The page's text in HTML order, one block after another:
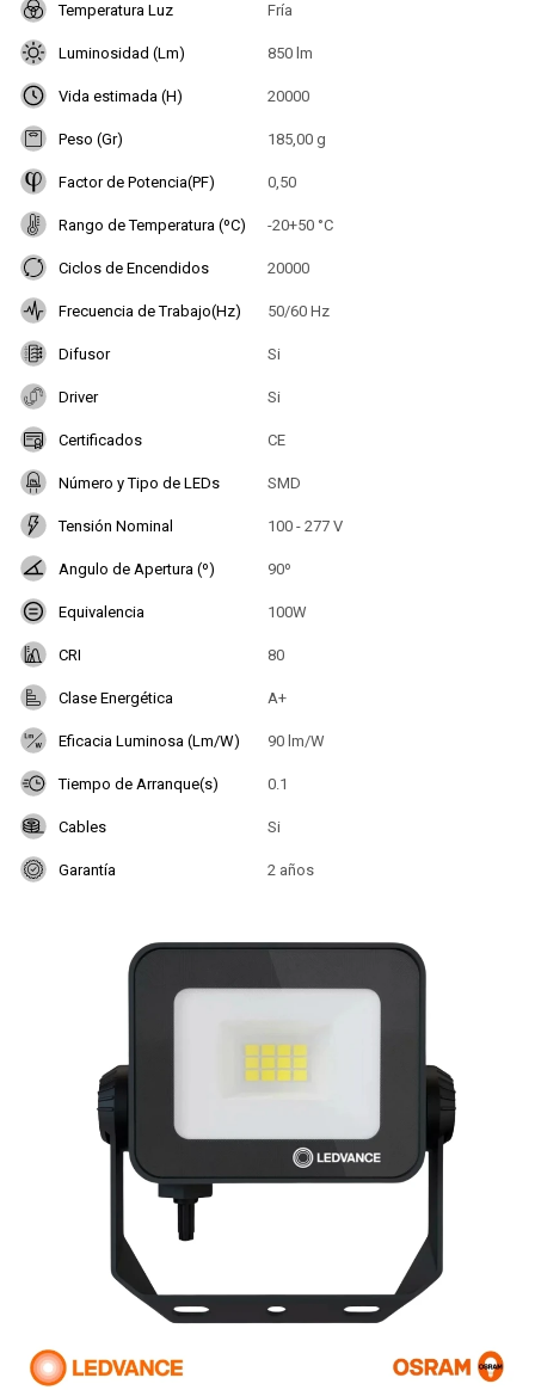
Temperatura Luz Fría
Luminosidad (Lm) 850 lm
Vida estimada (H) 20000
Peso (Gr) 185,00 g
Factor de Potencia(PF) 0,50
Rango de Temperatura (ºC) -20+50 °C
Ciclos de Encendidos 20000
Frecuencia de Trabajo(Hz) 50/60 Hz
Difusor Si
Driver Si
Certificados CE
Número y Tipo de LEDs SMD
Tensión Nominal 100 - 277 V
Angulo de Apertura (º) 90º
Equivalencia 100W
CRI 80
Clase Energética A+
Eficacia Luminosa (Lm/W) 90 lm/W
Tiempo de Arranque(s) 0.1
Cables Si
Garantía 2 años